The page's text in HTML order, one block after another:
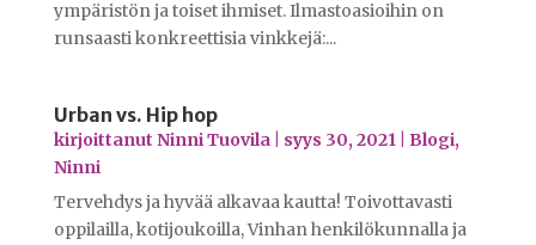
ympäristön ja toiset ihmiset. Ilmastoasioihin on
runsaasti konkreettisia vinkkejä:...
Urban vs. Hip hop
kirjoittanut Ninni Tuovila| syys 30, 2021| Blogi,
Ninni
Tervehdys ja hyvää alkavaa kautta! Toivottavasti
oppilailla, kotijoukoilla, Vinhan henkilökunnalla ja